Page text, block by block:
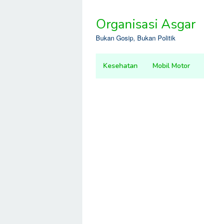
contentOrganisasi Asgar
Bukan Gosip, Bukan Politik
Kesehatan Mobil Motor